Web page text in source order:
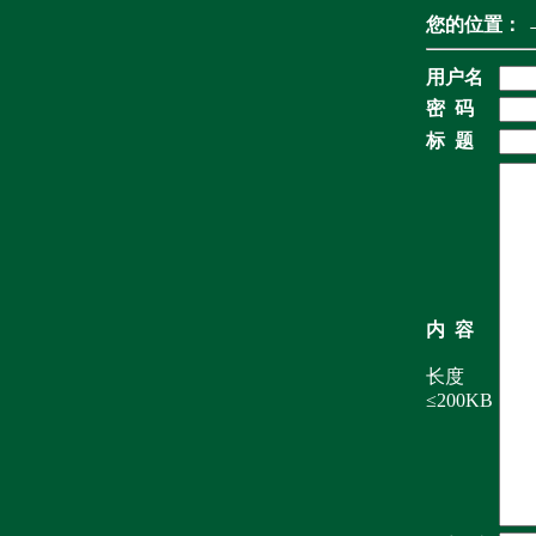
您的位置：
用户名
密 码
标 题
内 容
长度
≤200KB